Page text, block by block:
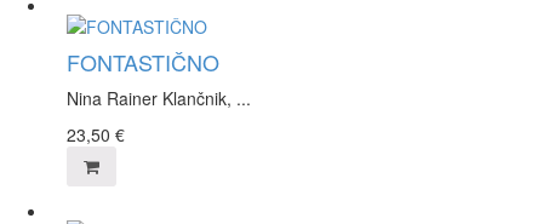
FONTASTIČNO
Nina Rainer Klančnik, ...
23,50 €